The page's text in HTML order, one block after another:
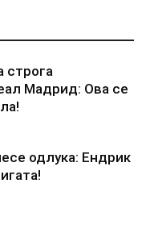
строга
Мадрид: Ова се
одлука: Ендрик